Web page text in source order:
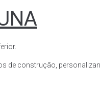
de construção,